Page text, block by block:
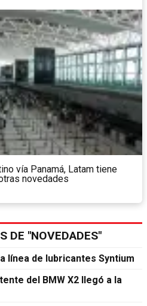
vía Panamá, Latam tiene
novedades
DE "NOVEDADES"
línea de lubricantes Syntium
del BMW X2 llegó a la